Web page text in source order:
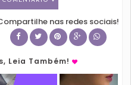
nas redes sociais!
Leia Também!